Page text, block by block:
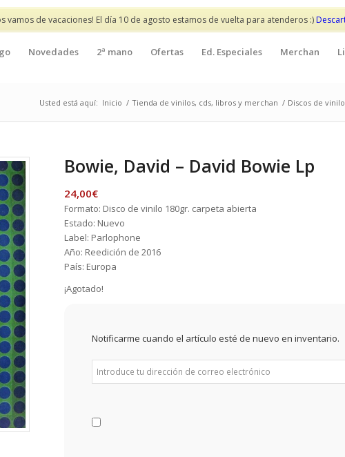
vamos de vacaciones! El día 10 de agosto estamos de vuelta para atenderos :)
Novedades 2ª mano Ofertas Ed. Especiales Merchan
Usted está aquí: Inicio / Tienda de vinilos, cds, libros y merchan / Discos de vinilo
Bowie, David – David Bowie Lp
24,00€
Formato: Disco de vinilo 180gr. carpeta abierta
Estado: Nuevo
Label: Parlophone
Año: Reedición de 2016
País: Europa
¡Agotado!
Notificarme cuando el artículo esté de nuevo en inventario.